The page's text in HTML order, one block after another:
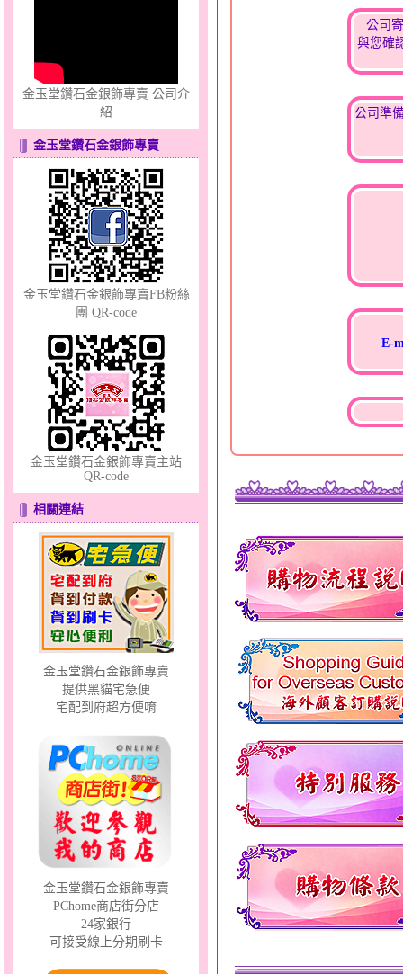
幸福祈願～金銀鋼套鍊
甜心女孩～金銀鋼女套鍊
彩蝶倩影～金銀鋼套鍊
分享愛～金銀鋼套鍊
金玉堂鑽石金銀飾專賣 公司介
紹
金玉堂鑽石金銀飾專賣
金玉堂鑽石金銀飾專賣FB粉絲
團 QR-code
金玉堂鑽石金銀飾專賣主站
QR-code
相關連結
金玉堂鑽石金銀飾專賣
提供黑貓宅急便
宅配到府超方便唷
金玉堂鑽石金銀飾專賣
PChome商店街分店
24家銀行
可接受線上分期刷卡
公司
與您確
公司準
E-